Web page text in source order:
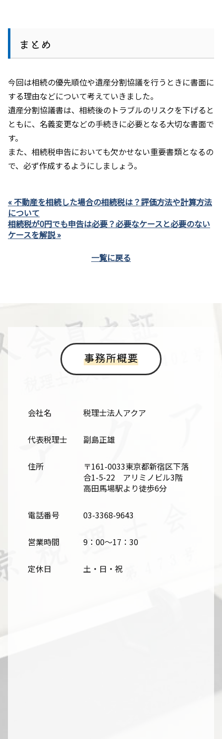
まとめ
今回は相続の優先順位や遺産分割協議を行うときに書面に
する理由などについて考えていきました。
遺産分割協議書は、相続後のトラブルのリスクを下げると
ともに、名義変更などの手続きに必要となる大切な書面で
す。
また、相続税申告においても欠かせない重要書類となるの
で、必ず作成するようにしましょう。
« 不動産を相続した場合の相続税は？評価方法や計算方法
について
相続税が0円でも申告は必要？必要なケースと必要のない
ケースを解説 »
一覧に戻る
事務所概要
会社名 税理士法人アクア
代表税理士 副島正雄
住所
〒161-0033東京都新宿区下落
合1-5-22 アリミノビル3階
高田馬場駅より徒歩6分
電話番号 03-3368-9643
営業時間 9：00～17：30
定休日 土・日・祝